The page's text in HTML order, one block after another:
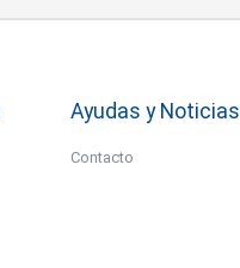
Ayudas y Noticias
Contacto